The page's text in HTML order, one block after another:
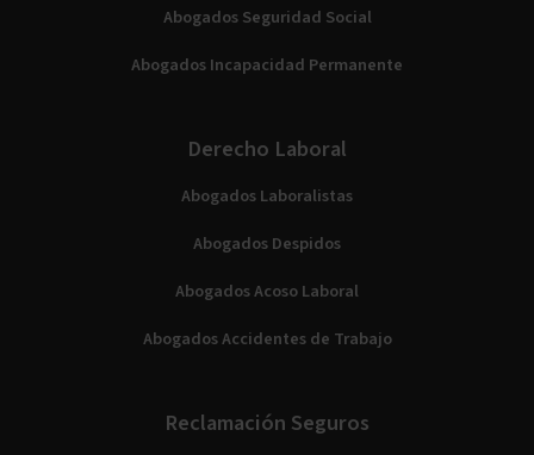
Abogados Seguridad Social
Abogados Incapacidad Permanente
Derecho Laboral
Abogados Laboralistas
Abogados Despidos
Abogados Acoso Laboral
Abogados Accidentes de Trabajo
Reclamación Seguros